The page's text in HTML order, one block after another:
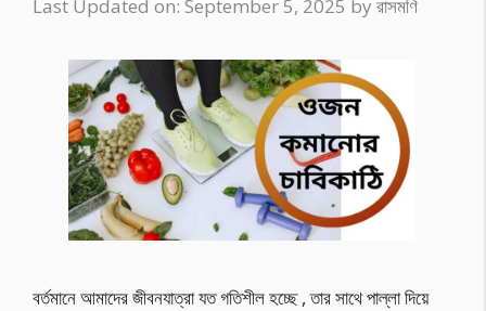
Last Updated on: September 5, 2025 by রাসমণি
বর্তমানে আমাদের জীবনযাত্রা যত গতিশীল হচ্ছে , তার সাথে পাল্লা দিয়ে